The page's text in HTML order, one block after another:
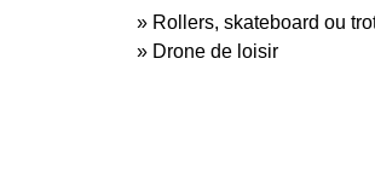
Rollers, skateboard ou
Drone de loisir